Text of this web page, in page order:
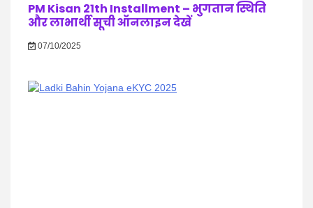
PM Kisan 21th Installment – भुगतान स्थिति
और लाभार्थी सूची ऑनलाइन देखें
07/10/2025